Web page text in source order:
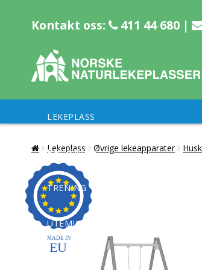
Kontakt oss: 411 44 680 |
LEKEPLASS
BELYSNING
TRENING
UTEMILJØ
REFERANSER
Lekeplass Øvrige lekeapparater